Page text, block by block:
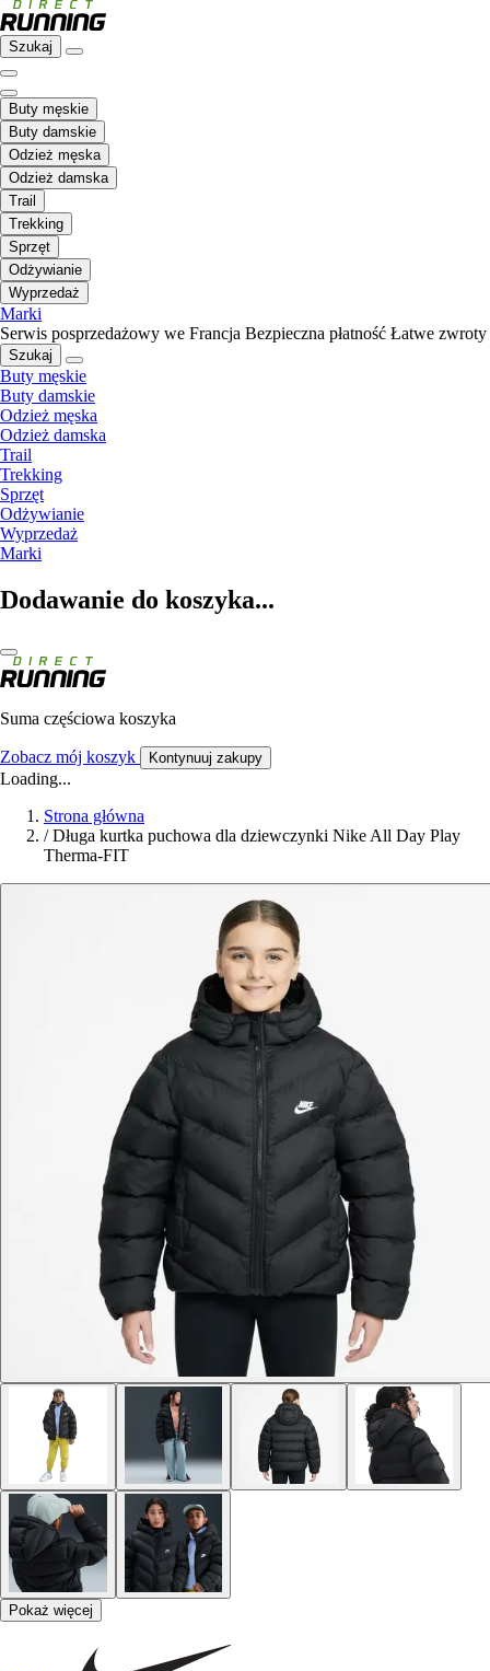
Szukaj
Buty męskie
Buty damskie
Odzież męska
Odzież damska
Trail
Trekking
Sprzęt
Odżywianie
Wyprzedaż
Marki
Serwis posprzedażowy we Francja Bezpieczna płatność Łatwe zwroty
Szukaj
Buty męskie
Buty damskie
Odzież męska
Odzież damska
Trail
Trekking
Sprzęt
Odżywianie
Wyprzedaż
Marki
Dodawanie do koszyka...
Suma częściowa koszyka
Zobacz mój koszyk Kontynuuj zakupy
Loading...
Strona główna
/ Długa kurtka puchowa dla dziewczynki Nike All Day Play
Therma-FIT
Pokaż więcej